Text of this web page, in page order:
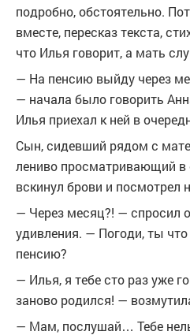
подробно, обстоятельно.
вместе, пересказ текста,
что Илья говорит, а мать
— На пенсию выйду через
— начала было говорить
Илья приехал к ней в
Сын, сидевший рядом с
лениво просматривающий в
вскинул брови и посмотрел
— Через месяц?! — спросил
удивления. — Погоди, ты
пенсию?
— Илья, я тебе сто раз уже
заново родился! —
— Мам, послушай… Тебе